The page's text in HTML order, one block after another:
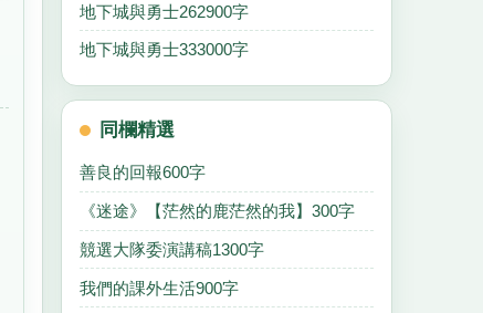
地下城與勇士262900字
地下城與勇士333000字
同欄精選
善良的回報600字
《迷途》【茫然的鹿茫然的我】300字
競選大隊委演講稿1300字
我們的課外生活900字